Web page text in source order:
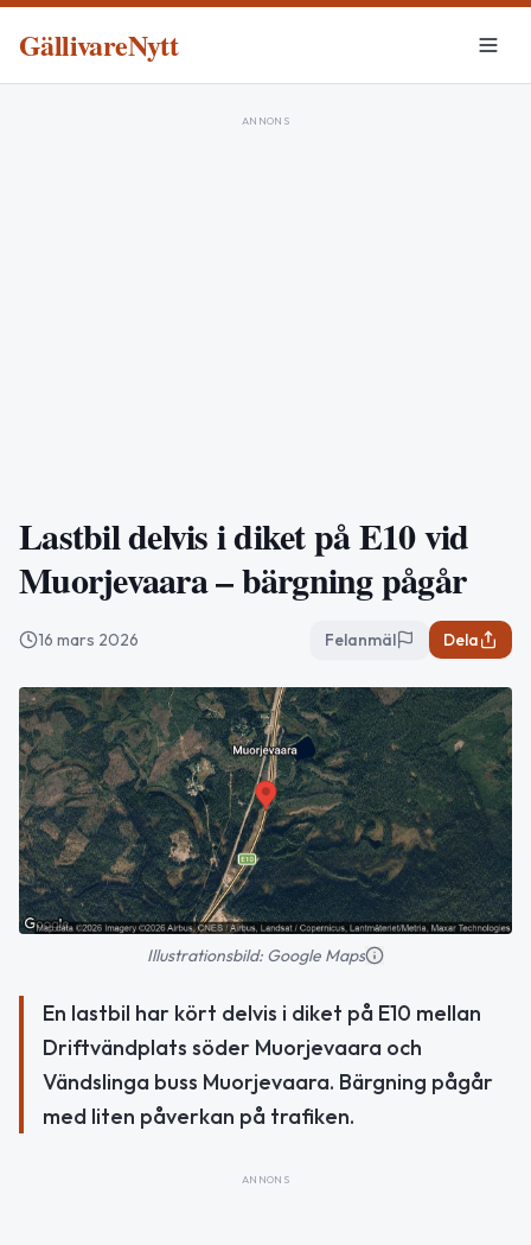
GällivareNytt
ANNONS
Lastbil delvis i diket på E10 vid
Muorjevaara – bärgning pågår
16 mars 2026 Felanmäl Dela
Illustrationsbild: Google Maps
En lastbil har kört delvis i diket på E10 mellan
Driftvändplats söder Muorjevaara och
Vändslinga buss Muorjevaara. Bärgning pågår
med liten påverkan på trafiken.
ANNONS